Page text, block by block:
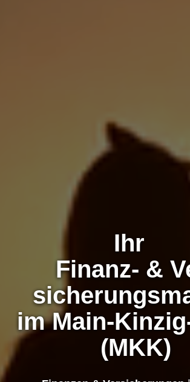
Ihr
Finanz- &
im Main-
(MKK)